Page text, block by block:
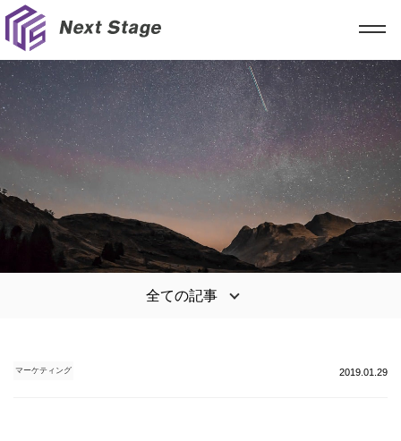
全ての記事
マーケティング 2019.01.29